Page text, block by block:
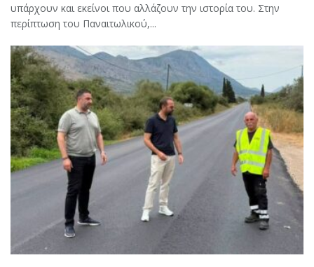
υπάρχουν και εκείνοι που αλλάζουν την ιστορία του. Στην
περίπτωση του Παναιτωλικού,...